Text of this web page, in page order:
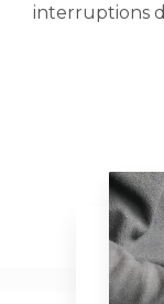
interruptions